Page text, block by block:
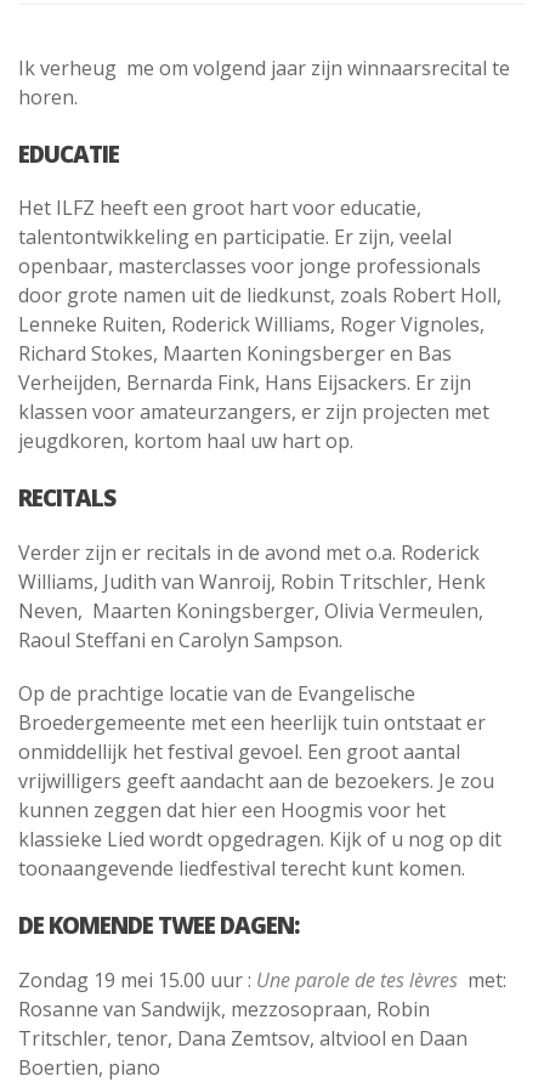
Ik verheug me om volgend jaar zijn winnaarsrecital te
horen.
EDUCATIE
Het ILFZ heeft een groot hart voor educatie,
talentontwikkeling en participatie. Er zijn, veelal
openbaar, masterclasses voor jonge professionals
door grote namen uit de liedkunst, zoals Robert Holl,
Lenneke Ruiten, Roderick Williams, Roger Vignoles,
Richard Stokes, Maarten Koningsberger en Bas
Verheijden, Bernarda Fink, Hans Eijsackers. Er zijn
klassen voor amateurzangers, er zijn projecten met
jeugdkoren, kortom haal uw hart op.
RECITALS
Verder zijn er recitals in de avond met o.a. Roderick
Williams, Judith van Wanroij, Robin Tritschler, Henk
Neven, Maarten Koningsberger, Olivia Vermeulen,
Raoul Steffani en Carolyn Sampson.
Op de prachtige locatie van de Evangelische
Broedergemeente met een heerlijk tuin ontstaat er
onmiddellijk het festival gevoel. Een groot aantal
vrijwilligers geeft aandacht aan de bezoekers. Je zou
kunnen zeggen dat hier een Hoogmis voor het
klassieke Lied wordt opgedragen. Kijk of u nog op dit
toonaangevende liedfestival terecht kunt komen.
DE KOMENDE TWEE DAGEN:
Zondag 19 mei 15.00 uur : Une parole de tes lèvres met:
Rosanne van Sandwijk, mezzosopraan, Robin
Tritschler, tenor, Dana Zemtsov, altviool en Daan
Boertien, piano